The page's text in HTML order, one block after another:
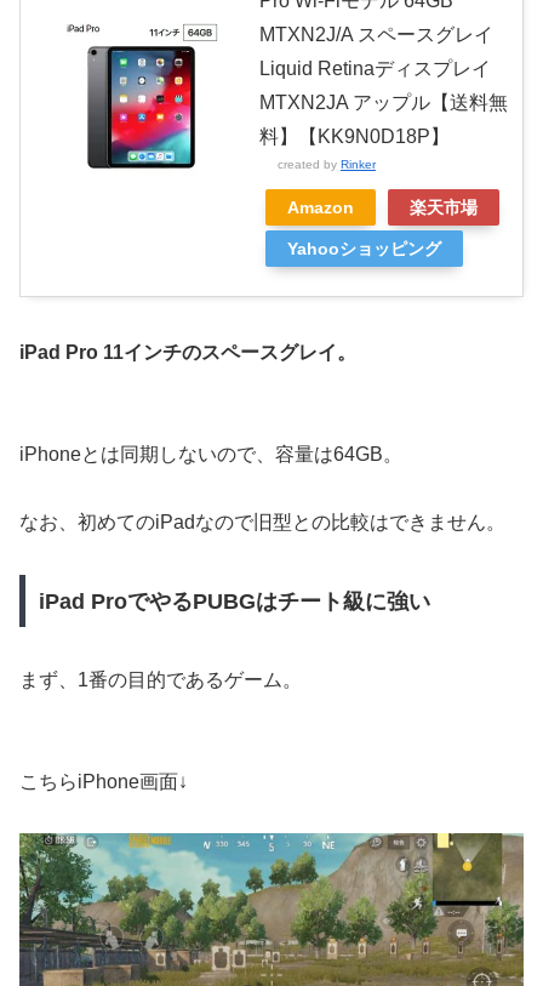
MTXN2J/A スペースグレイ
Liquid Retinaディスプレイ
MTXN2JA アップル【送料無
料】【KK9N0D18P】
created by Rinker
Amazon 楽天市場
Yahooショッピング
iPad Pro 11インチのスペースグレイ。
iPhoneとは同期しないので、容量は64GB。
なお、初めてのiPadなので旧型との比較はできません。
iPad ProでやるPUBGはチート級に強い
まず、1番の目的であるゲーム。
こちらiPhone画面↓